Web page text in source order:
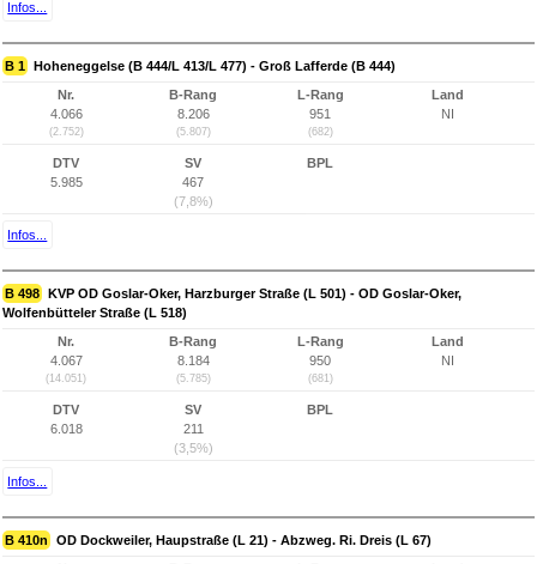
Infos...
B 1 Hoheneggelse (B 444/L 413/L 477) - Groß Lafferde (B 444)
Nr.
4.066
(2.752)
B-Rang
8.206
(5.807)
L-Rang
951
(682)
Land
NI
DTV
5.985
SV
467
(7,8%)
BPL
Infos...
B 498 KVP OD Goslar-Oker, Harzburger Straße (L 501) - OD Goslar-Oker,
Wolfenbütteler Straße (L 518)
Nr.
4.067
(14.051)
B-Rang
8.184
(5.785)
L-Rang
950
(681)
Land
NI
DTV
6.018
SV
211
(3,5%)
BPL
Infos...
B 410n OD Dockweiler, Haupstraße (L 21) - Abzweg. Ri. Dreis (L 67)